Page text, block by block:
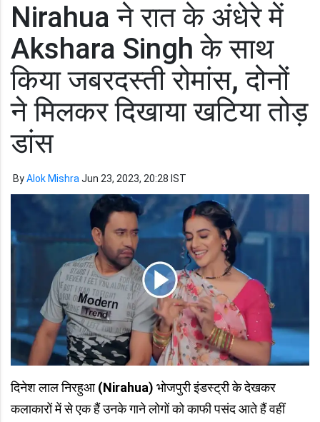
Nirahua ने रात के अंधेरे में
Akshara Singh के साथ
किया जबरदस्ती रोमांस, दोनों
ने मिलकर दिखाया खटिया तोड़
डांस
ByAlok Mishra Jun 23, 2023, 20:28 IST
दिनेश लाल निरहुआ(Nirahua) भोजपुरी इंडस्ट्री के देखकर
कलाकारों में से एक हैं उनके गाने लोगों को काफी पसंद आते हैं वहीं